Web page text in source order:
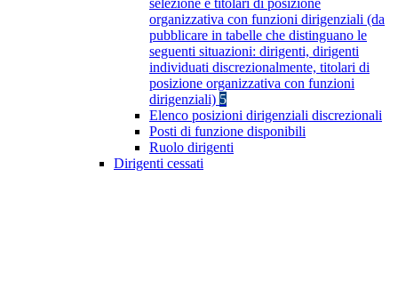
selezione e titolari di posizione
organizzativa con funzioni dirigenziali (da
pubblicare in tabelle che distinguano le
seguenti situazioni: dirigenti, dirigenti
individuati discrezionalmente, titolari di
posizione organizzativa con funzioni
dirigenziali) 5
Elenco posizioni dirigenziali discrezionali
Posti di funzione disponibili
Ruolo dirigenti
Dirigenti cessati